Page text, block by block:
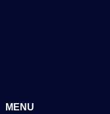
MENU